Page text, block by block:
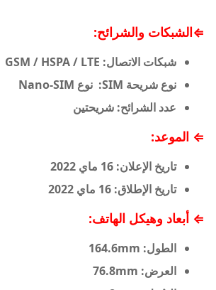
⇐الشبكات والشرائح:
شبكات الاتصال:
نوع شريحة SIM:
نوع Nano-SIM
عدد الشرائح: شريحتين
⇐ الموعد:
تاريخ الإعلان: 16 ماي 2022
تاريخ الإطلاق: 16 ماي 2022
⇐ أبعاد وهيكل الهاتف:
الطول:
العرض: 76.8mm